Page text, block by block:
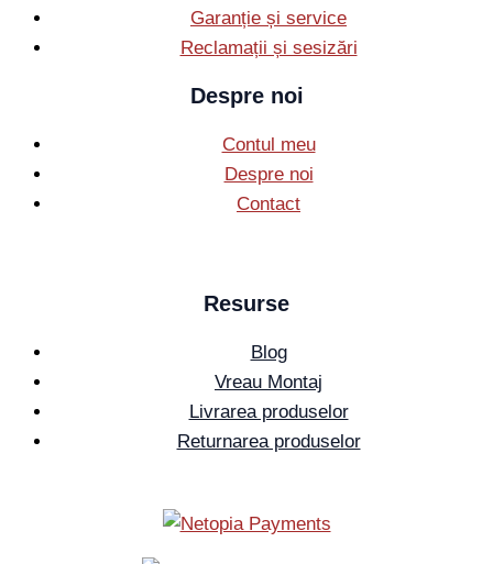
Garanție și service
Reclamații și sesizări
Despre noi
Contul meu
Despre noi
Contact
Resurse
Blog
Vreau Montaj
Livrarea produselor
Returnarea produselor